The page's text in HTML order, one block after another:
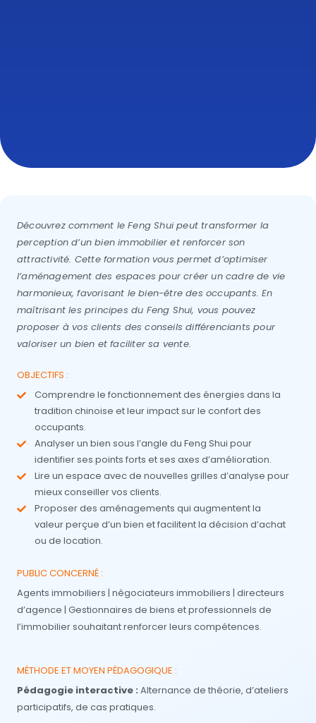
Découvrez comment le Feng Shui peut transformer la
perception d’un bien immobilier et renforcer son
attractivité. Cette formation vous permet d’optimiser
l’aménagement des espaces pour créer un cadre de vie
harmonieux, favorisant le bien-être des occupants. En
maîtrisant les principes du Feng Shui, vous pouvez
proposer à vos clients des conseils différenciants pour
valoriser un bien et faciliter sa vente.
OBJECTIFS :
Comprendre le fonctionnement des énergies dans la
tradition chinoise et leur impact sur le confort des
occupants.
Analyser un bien sous l’angle du Feng Shui pour
identifier ses points forts et ses axes d’amélioration.
Lire un espace avec de nouvelles grilles d’analyse pour
mieux conseiller vos clients.
Proposer des aménagements qui augmentent la
valeur perçue d’un bien et facilitent la décision d’achat
ou de location.
PUBLIC CONCERNÉ :
Agents immobiliers | négociateurs immobiliers | directeurs
d’agence | Gestionnaires de biens et professionnels de
l’immobilier souhaitant renforcer leurs compétences.
MÉTHODE ET MOYEN PÉDAGOGIQUE :
Pédagogie interactive : Alternance de théorie, d’ateliers
participatifs, de cas pratiques.